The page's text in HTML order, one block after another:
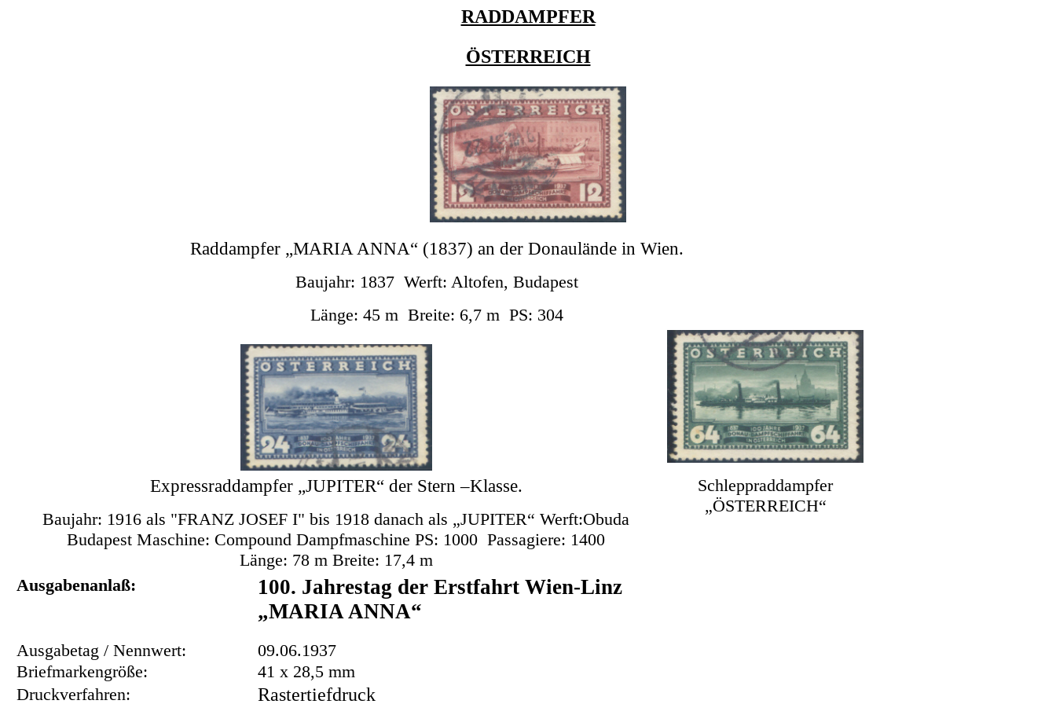
RADDAMPFER
ÖSTERREICH
Raddampfer „MARIA ANNA“ (1837) an der Donaulände in Wien.
Baujahr: 1837 Werft: Altofen, Budapest
Länge: 45 m Breite: 6,7 m PS: 304
Expressraddampfer „JUPITER“ der Stern –Klasse.
Baujahr: 1916 als "FRANZ JOSEF I" bis 1918 danach als „JUPITER“ Werft:Obuda
Budapest Maschine: Compound Dampfmaschine PS: 1000 Passagiere: 1400
Länge: 78 m Breite: 17,4 m
Schleppraddampfer
„ÖSTERREICH“
Ausgabenanlaß:
100. Jahrestag der Erstfahrt Wien-Linz
„MARIA ANNA“
Ausgabetag / Nennwert:
09.06.1937
Briefmarkengröße:
41 x 28,5 mm
Druckverfahren:
Rastertiefdruck